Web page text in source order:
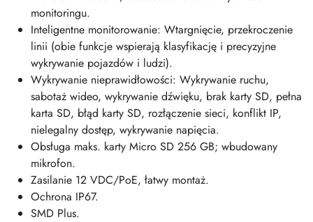
monitoringu.
Inteligentne monitorowanie: Wtargnięcie, przekroczenie
linii (obie funkcje wspierają klasyfikację i precyzyjne
wykrywanie pojazdów i ludzi).
Wykrywanie nieprawidłowości: Wykrywanie ruchu,
sabotaż wideo, wykrywanie dźwięku, brak karty SD, pełna
karta SD, błąd karty SD, rozłączenie sieci, konflikt IP,
nielegalny dostęp, wykrywanie napięcia.
Obsługa maks. karty Micro SD 256 GB; wbudowany
mikrofon.
Zasilanie 12 VDC/PoE, łatwy montaż.
Ochrona IP67.
SMD Plus.